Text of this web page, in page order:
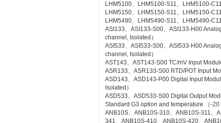
LHM5100、LHM5100-S11、LHM5100-
LHM5150、LHM5150-S11、LHM5150-
LHM5490、LHM5490-S11、LHM5490-
ASI133、ASI133-S00、ASI133-H00
channel, Isolated）
ASI533、ASI533-S00、ASI533-H00
channel, Isolated）
AST143、AST143-S00 TC/mV Input
ASR133、ASR133-S00 RTD/POT Input
ASD143、ASD143-P00 Digital Input
Isolated）
ASD533、ASD533-S00 Digital Output
Standard G3 option and temperature （-20
ANB10S、ANB10S-310、ANB10S-311、
341、ANB10S-410、ANB10S-420、